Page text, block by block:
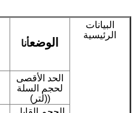
البيانات
الرئيسية
الوضعأنا
الحد الأقصى
لحجم السلة
((لتر)